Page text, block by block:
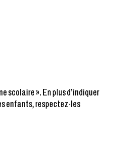
scolaire ». En plus d’indiquer
enfants, respectez-les